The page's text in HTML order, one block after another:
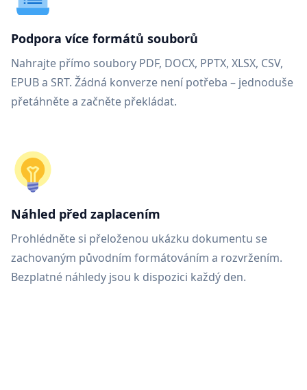
Podpora více formátů souborů
Nahrajte přímo soubory PDF, DOCX, PPTX, XLSX, CSV,
EPUB a SRT. Žádná konverze není potřeba – jednoduše
přetáhněte a začněte překládat.
Náhled před zaplacením
Prohlédněte si přeloženou ukázku dokumentu se
zachovaným původním formátováním a rozvržením.
Bezplatné náhledy jsou k dispozici každý den.